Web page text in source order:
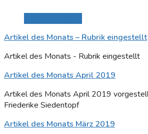
Artikel des Monats – Rubrik eingestellt
Artikel des Monats - Rubrik eingestellt
Artikel des Monats April 2019
Artikel des Monats April 2019
Friederike Siedentopf
Artikel des Monats März 2019